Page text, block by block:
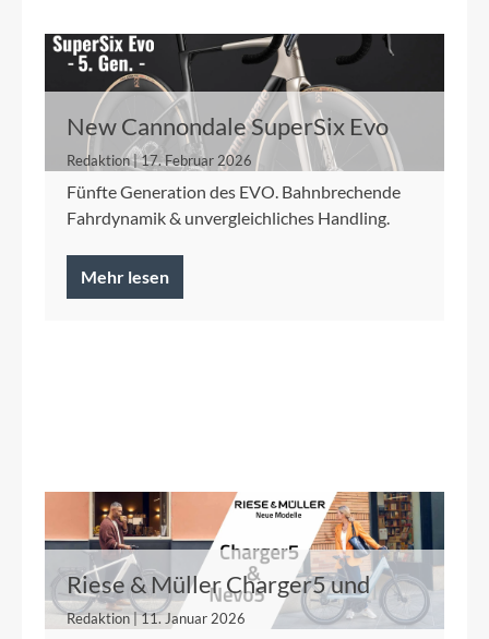
New Cannondale SuperSix Evo
Redaktion | 17. Februar 2026
Fünfte Generation des EVO. Bahnbrechende
Fahrdynamik & unvergleichliches Handling.
Mehr lesen
Riese & Müller Charger5 und
Nevo5
Redaktion | 11. Januar 2026